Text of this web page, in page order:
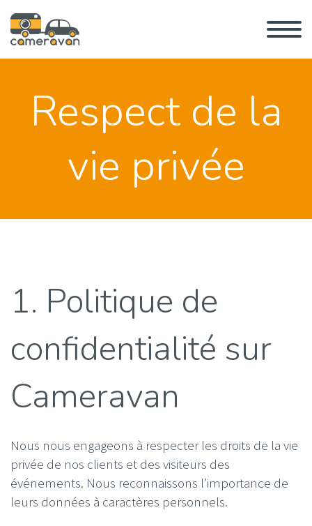
Respect de la
vie privée
1. Politique de
confidentialité sur
Cameravan
Nous nous engageons à respecter les droits de la vie
privée de nos clients et des visiteurs des
événements. Nous reconnaissons l’importance de
leurs données à caractères personnels.